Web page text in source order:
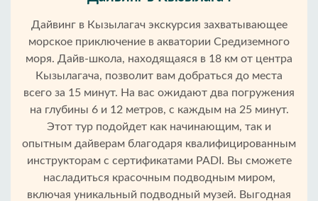
Дайвинг в Кызылагач экскурсия захватывающее
морское приключение в акватории Средиземного
моря. Дайв-школа, находящаяся в 18 км от центра
Кызылагача, позволит вам добраться до места
всего за 15 минут. На вас ожидают два погружения
на глубины 6 и 12 метров, с каждым на 25 минут.
Этот тур подойдет как начинающим, так и
опытным дайверам благодаря квалифицированным
инструкторам с сертификатами PADI. Вы сможете
насладиться красочным подводным миром,
включая уникальный подводный музей. Выгодная